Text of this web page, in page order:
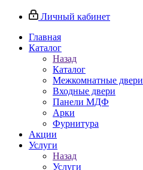
Личный кабинет
Главная
Каталог
Назад
Каталог
Межкомнатные двери
Входные двери
Панели МДФ
Арки
Фурнитура
Акции
Услуги
Назад
Услуги